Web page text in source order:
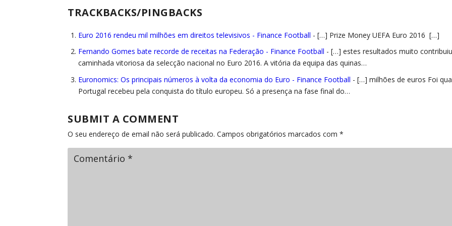
TRACKBACKS/PINGBACKS
Euro 2016 rendeu mil milhões em direitos televisivos - Finance Football - […] Prize Money UEFA Euro 2016 […]
Fernando Gomes bate recorde de receitas na Federação - Finance Football - […] estes resultados muito
caminhada vitoriosa da selecção nacional no Euro 2016. A vitória da equipa das quinas…
Euronomics: Os principais números à volta da economia do Euro - Finance Football - […] milhões de euros Foi
Portugal recebeu pela conquista do título europeu. Só a presença na fase final do…
SUBMIT A COMMENT
O seu endereço de email não será publicado. Campos obrigatórios marcados com*